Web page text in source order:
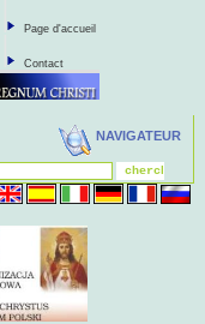
Page d'accueil
Contact
NAVIGATEUR